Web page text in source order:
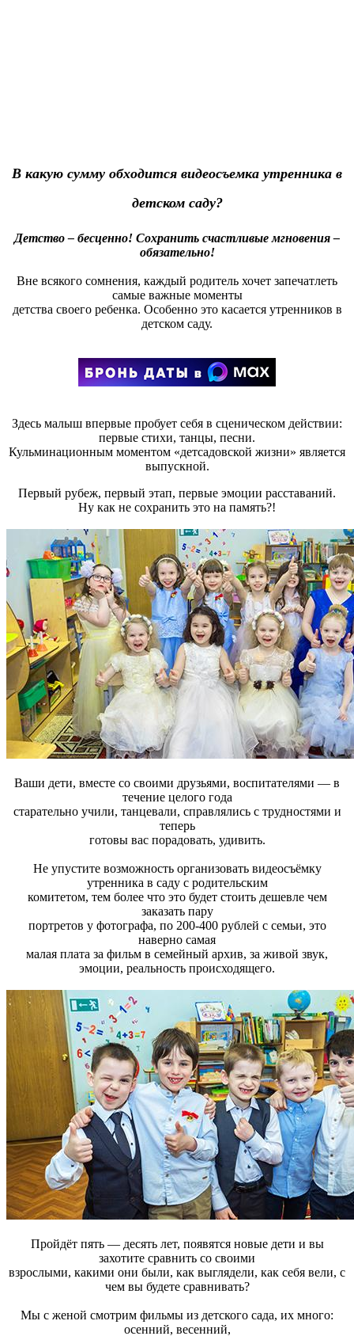
В какую сумму обходится видеосъемка утренника в
детском саду?
Детство – бесценно! Сохранить счастливые мгновения –
обязательно!
Вне всякого сомнения, каждый родитель хочет запечатлеть
самые важные моменты
детства своего ребенка. Особенно это касается утренников в
детском саду.
Здесь малыш впервые пробует себя в сценическом действии:
первые стихи, танцы, песни.
Кульминационным моментом «детсадовской жизни» является
выпускной.
Первый рубеж, первый этап, первые эмоции расставаний.
Ну как не сохранить это на память?!
Ваши дети, вместе со своими друзьями, воспитателями — в
течение целого года
старательно учили, танцевали, справлялись с трудностями и
теперь
готовы вас порадовать, удивить.
Не упустите возможность организовать видеосъёмку
утренника в саду с родительским
комитетом, тем более что это будет стоить дешевле чем
заказать пару
портретов у фотографа, по 200-400 рублей с семьи, это
наверно самая
малая плата за фильм в семейный архив, за живой звук,
эмоции, реальность происходящего.
Пройдёт пять — десять лет, появятся новые дети и вы
захотите сравнить со своими
взрослыми, какими они были, как выглядели, как себя вели, с
чем вы будете сравнивать?
Мы с женой смотрим фильмы из детского сада, их много:
осенний, весенний,